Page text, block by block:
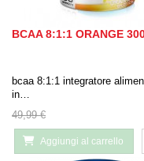
BCAA 8:1:1 ORANGE
bcaa 8:1:1 integratore
in…
49,99 €
Aggiungi al carrello